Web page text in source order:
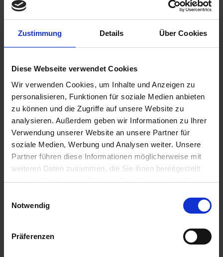
Zustimmung Details Über Cookies
Diese Webseite verwendet Cookies
Wir verwenden Cookies, um Inhalte und Anzeigen zu
personalisieren, Funktionen für soziale Medien anbieten
zu können und die Zugriffe auf unsere Website zu
analysieren. Außerdem geben wir Informationen zu Ihrer
Verwendung unserer Website an unsere Partner für
soziale Medien, Werbung und Analysen weiter. Unsere
Partner führen diese Informationen möglicherweise mit
weiteren Daten zusammen, die Sie ihnen bereitgestellt
haben oder die sie im Rahmen Ihrer Nutzung der Dienste
Cookies, wenn Sie unsere Webseite weiterhin nutzen.
Notwendig
Präferenzen
19,95 €
inkl. ges. USt.,zzgl. Versandkosten
Sofort versandfertig, Lieferzeit ca. 2-4 Werktage innerhalb
Deutschlands
Warenkorb
Merken Bewerten
Artikel Nr.: 2312514
Dies ist der Getriebeausgangswellendichtring für BMW